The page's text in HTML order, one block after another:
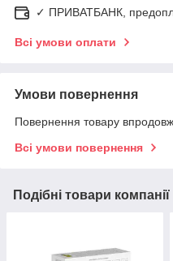
✓ ПРИВАТБАНК,
Всі умови оплати
Умови повернення
Повернення товару
Всі умови повернення
Подібні товари компанії